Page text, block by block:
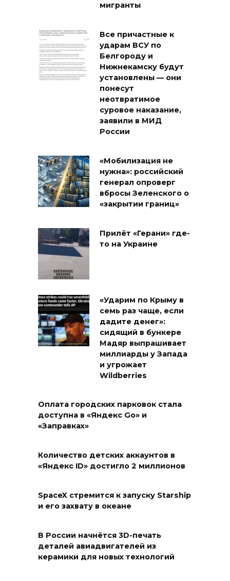
мигранты
Все причастные к
ударам ВСУ по
Белгороду и
Нижнекамску будут
установлены — они
понесут
неотвратимое
суровое наказание,
заявили в МИД
России
«Мобилизация не
нужна»: российский
генерал опроверг
вбросы Зеленского о
«закрытии границ»
Прилёт «Герани» где-
то на Украине
«Ударим по Крыму в
семь раз чаще, если
дадите денег»:
сидящий в бункере
Мадяр выпрашивает
миллиарды у Запада
и угрожает
Wildberries
Оплата городских парковок стала
доступна в «Яндекс Go» и
«Заправках»
Количество детских аккаунтов в
«Яндекс ID» достигло 2 миллионов
SpaceX стремится к запуску Starship
и его захвату в океане
В России начнётся 3D-печать
деталей авиадвигателей из
керамики для новых технологий